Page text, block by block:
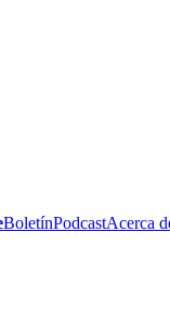
BoletínPodcastAcerca